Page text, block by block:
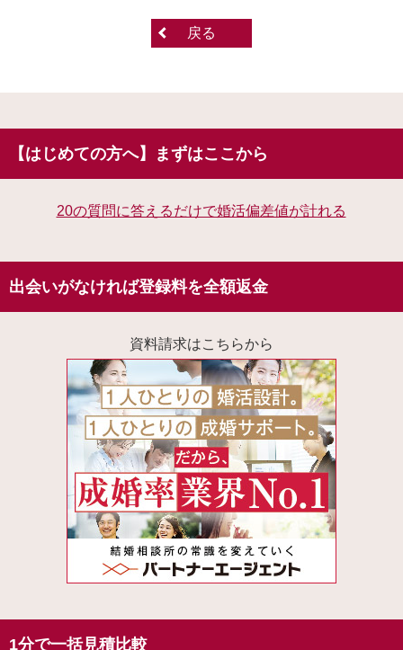
戻る
【はじめての方へ】まずはここから
20の質問に答えるだけで婚活偏差値が計れる
出会いがなければ登録料を全額返金
資料請求はこちらから
1分で一括見積比較